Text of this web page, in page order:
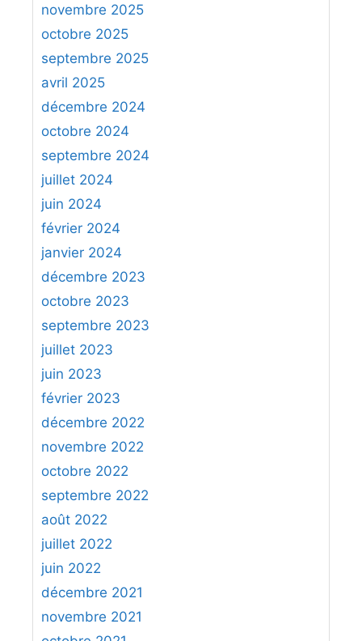
h
e
r
:
novembre 2025
octobre 2025
septembre 2025
avril 2025
décembre 2024
octobre 2024
septembre 2024
juillet 2024
juin 2024
février 2024
janvier 2024
décembre 2023
octobre 2023
septembre 2023
juillet 2023
juin 2023
février 2023
décembre 2022
novembre 2022
octobre 2022
septembre 2022
août 2022
juillet 2022
juin 2022
décembre 2021
novembre 2021